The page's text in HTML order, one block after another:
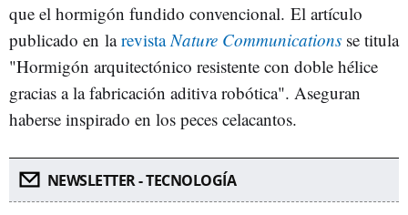
que el hormigón fundido convencional. El artículo
publicado en larevista Nature Communications se titula
"Hormigón arquitectónico resistente con doble hélice
gracias a la fabricación aditiva robótica". Aseguran
haberse inspirado en los peces celacantos.
NEWSLETTER - TECNOLOGÍA